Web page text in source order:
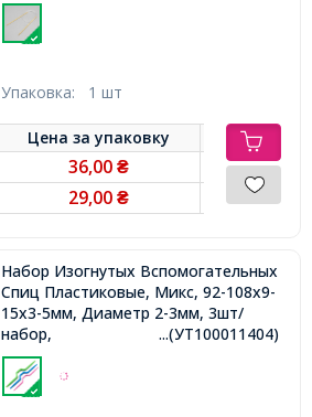
Упаковка: 1 шт
Цена заупаковку
36,00₴
29,00₴
Набор Изогнутых Вспомогательных
Спиц Пластиковые, Микс, 92-108x9-
15x3-5мм, Диаметр 2-3мм, 3шт/
набор,
...(УТ100011404)